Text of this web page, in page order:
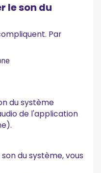
le son du
Par
du système
de l'application
du système, vous